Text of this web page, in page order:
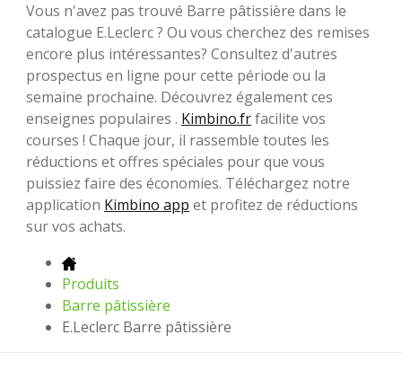
Vous n'avez pas trouvé Barre pâtissière dans le
catalogue E.Leclerc ? Ou vous cherchez des remises
encore plus intéressantes? Consultez d'autres
prospectus en ligne pour cette période ou la
semaine prochaine. Découvrez également ces
enseignes populaires . Kimbino.frfacilite vos
courses ! Chaque jour, il rassemble toutes les
réductions et offres spéciales pour que vous
puissiez faire des économies. Téléchargez notre
application Kimbino app et profitez de réductions
sur vos achats.
Produits
Barre pâtissière
E.Leclerc Barre pâtissière